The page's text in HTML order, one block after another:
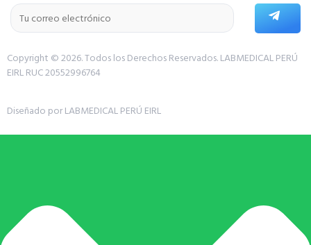
Copyright © 2026. Todos los Derechos Reservados.LABMEDICAL PERÚ
EIRL RUC 20552996764
Diseñado por LABMEDICAL PERÚ EIRL